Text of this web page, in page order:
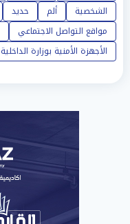
الشخصية
ألم حديد
مواقع التواصل الاجتماعي
الأجهزة الأمنية بوزارة الداخلية